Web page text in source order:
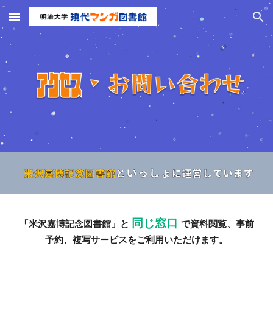
Skip to main content Skip to navigation
「米沢嘉博記念図書館」と 同じ窓口 で資料閲覧、事前
予約、複写サービスをご利用いただけます。